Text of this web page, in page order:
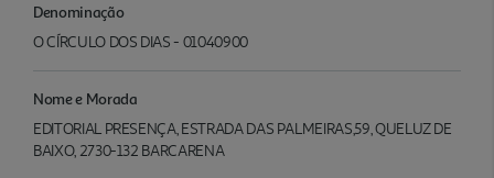
Denominação
O CÍRCULO DOS DIAS - 01040900
Nome e Morada
EDITORIAL PRESENÇA, ESTRADA DAS PALMEIRAS,59, QUELUZ DE
BAIXO, 2730-132 BARCARENA